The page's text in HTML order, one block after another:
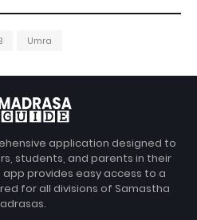
Umra
application designed to
students, and parents in their
provides easy access to a
for all divisions of Samastha